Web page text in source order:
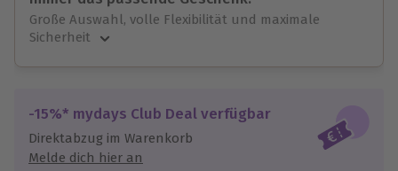
Große Auswahl, volle Flexibilität und maximale
Sicherheit
Jeder Gutschein für alle Erlebnisse einlösbar.
Maximale Sicherheit
3 Jahre gültig & verlängerbar.
-15%* mydays Club Deal verfügbar
Direktabzug im Warenkorb
Melde dich hier an